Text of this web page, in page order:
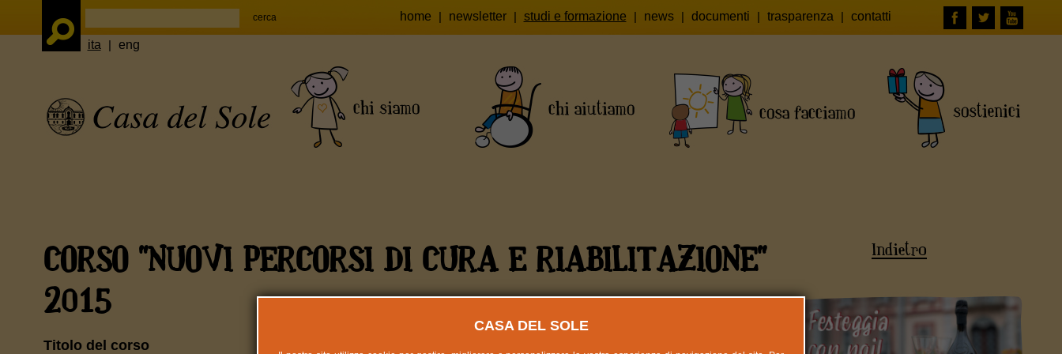
ita | eng
home | newsletter | studi e formazione | news | documenti | trasparenza | contatti
CORSO "NUOVI PERCORSI DI CURA E RIABILITAZIONE"
2015
Titolo del corso
Indietro
CASA DEL SOLE